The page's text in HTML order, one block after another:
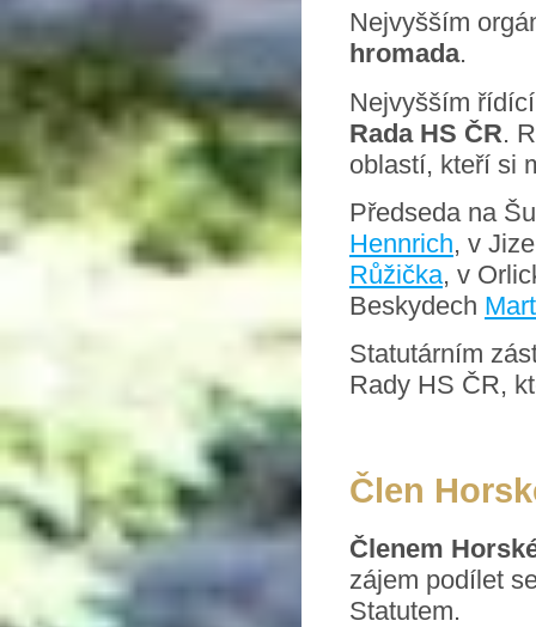
Nejvyšším
hromada.
Nejvyšším
Rada HS ČR.
oblastí, kteří si
Předseda na
Hennrich, v
Růžička, v
Beskydech
Statutárním
Rady HS ČR,
Člen
Členem
zájem podílet
Statutem.